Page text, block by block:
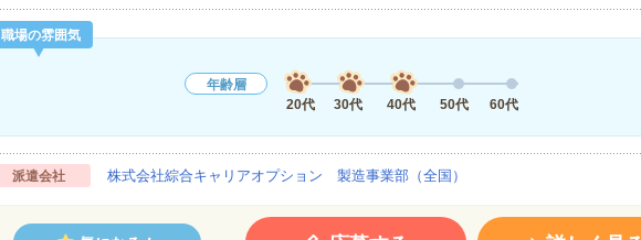
職場の雰囲気
年齢層
20代
30代 40代 50代 60代
派遣会社 株式会社綜合キャリアオプション 製造事業部（全国）